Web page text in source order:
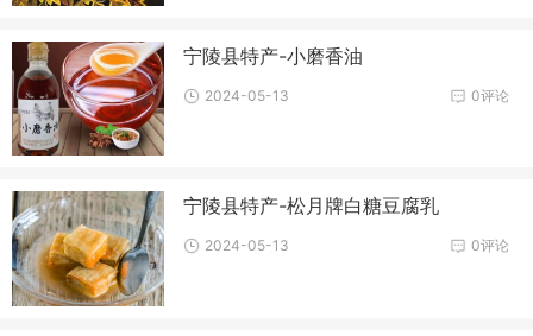
宁陵县特产-小磨香油
0评论
2024-05-13
宁陵县特产-松月牌白糖豆腐乳
0评论
2024-05-13